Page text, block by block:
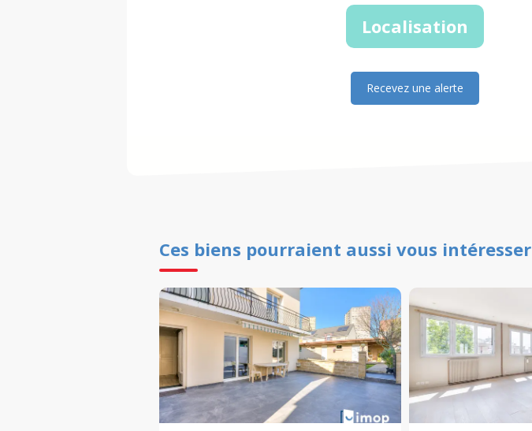
Localisation
Recevez une alerte
Ces biens pourraient aussi vous intéresser